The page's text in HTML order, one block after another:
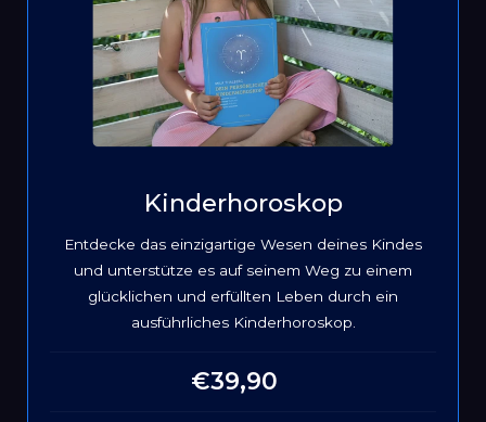
Kinderhoroskop
Entdecke das einzigartige Wesen deines Kindes
und unterstütze es auf seinem Weg zu einem
glücklichen und erfüllten Leben durch ein
ausführliches Kinderhoroskop.
Normaler
€39,90